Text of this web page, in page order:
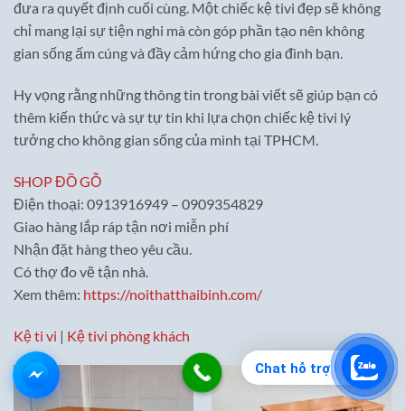
Chat hỗ trợ
đưa ra quyết định cuối cùng. Một chiếc kệ tivi đẹp sẽ không
chỉ mang lại sự tiện nghi mà còn góp phần tạo nên không
gian sống ấm cúng và đầy cảm hứng cho gia đình bạn.
Hy vọng rằng những thông tin trong bài viết sẽ giúp bạn có
thêm kiến thức và sự tự tin khi lựa chọn chiếc kệ tivi lý
tưởng cho không gian sống của mình tại TPHCM.
SHOP ĐỒ GỖ
Điện thoại: 0913916949 – 0909354829
Giao hàng lắp ráp tận nơi miễn phí
Nhận đặt hàng theo yêu cầu.
Có thợ đo vẽ tận nhà.
Xem thêm: https://noithatthaibinh.com/
Kệ ti vi | Kệ tivi phòng khách